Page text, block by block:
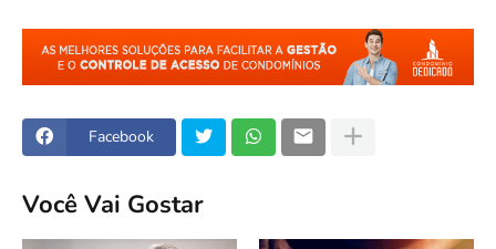
Facebook
Você Vai Gostar